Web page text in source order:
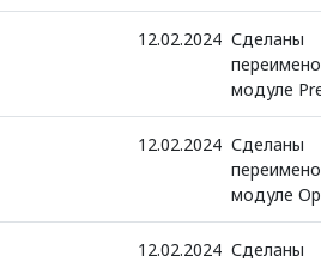
12.02.2024 Сделаны
модуле
12.02.2024 Сделаны
модуле
12.02.2024 Сделаны